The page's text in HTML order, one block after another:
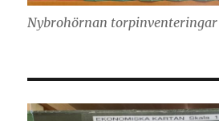
Nybrohörnan torpinventeringar